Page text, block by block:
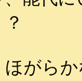
がらか